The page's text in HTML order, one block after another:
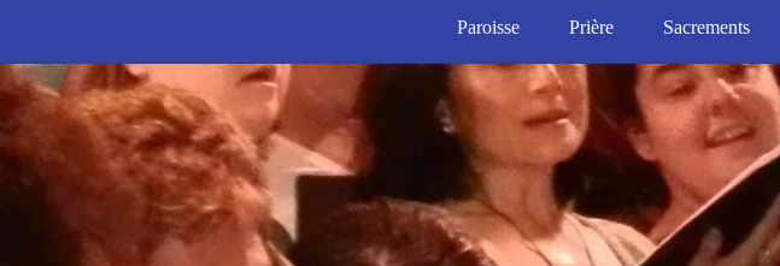
Paroisse Prière Sacrements